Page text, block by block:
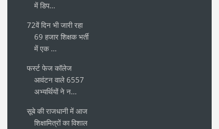
में डिप...
72वें दिन भी जारी रहा
69 हजार शिक्षक भर्ती
में एक ...
फर्स्ट फेज कॉलेज
आवंटन वाले 6557
अभ्यर्थियों ने न...
सूबे की राजधानी में आज
शिक्षामित्रों का विशाल